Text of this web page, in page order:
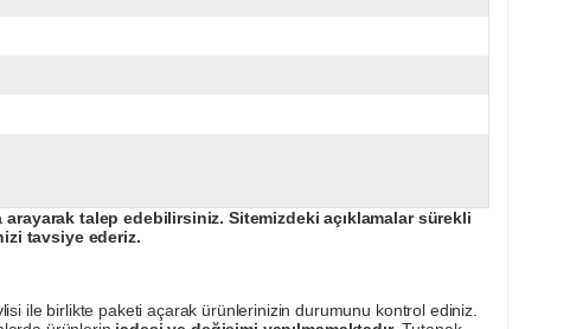
arayarak talep edebilirsiniz. Sitemizdeki açıklamalar sürekli
tavsiye ederiz.
ile birlikte paketi açarak ürünlerinizin durumunu kontrol ediniz.